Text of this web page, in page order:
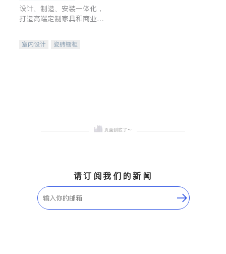
设计、制造、安装一体化，
打造高端定制家具和商业空
室内设计
瓷砖橱柜
请订阅我们的新闻